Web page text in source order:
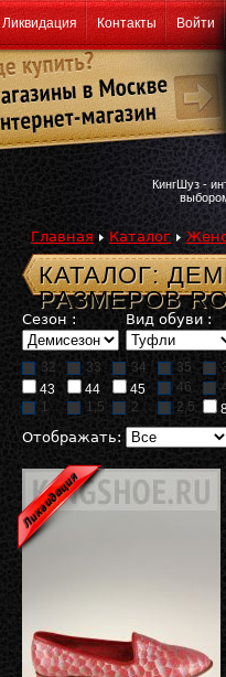
Ликвидация Контакты Войти
КингШуз -
Главная Каталог
КАТАЛОГ:
РАЗМЕРОВ
Сезон : Вид обуви :
32 33 34 35
43
44 45 46
1
1,5 2 2,5
Отображать: